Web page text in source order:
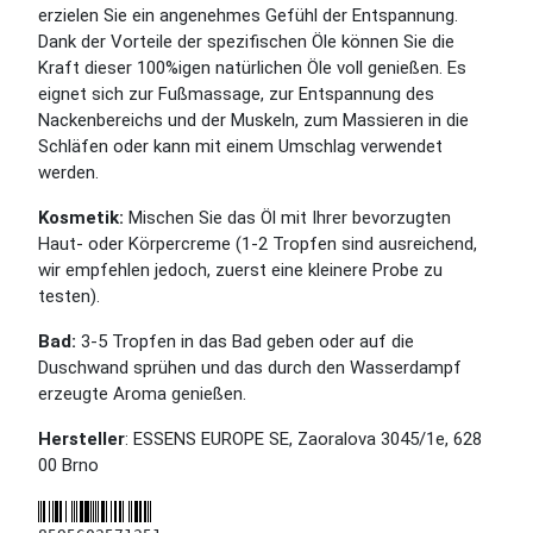
erzielen Sie ein angenehmes Gefühl der Entspannung.
Dank der Vorteile der spezifischen Öle können Sie die
Kraft dieser 100%igen natürlichen Öle voll genießen. Es
eignet sich zur Fußmassage, zur Entspannung des
Nackenbereichs und der Muskeln, zum Massieren in die
Schläfen oder kann mit einem Umschlag verwendet
werden.
Kosmetik: Mischen Sie das Öl mit Ihrer bevorzugten
Haut- oder Körpercreme (1-2 Tropfen sind ausreichend,
wir empfehlen jedoch, zuerst eine kleinere Probe zu
testen).
Bad: 3-5 Tropfen in das Bad geben oder auf die
Duschwand sprühen und das durch den Wasserdampf
erzeugte Aroma genießen.
Hersteller: ESSENS EUROPE SE, Zaoralova 3045/1e, 628
00 Brno